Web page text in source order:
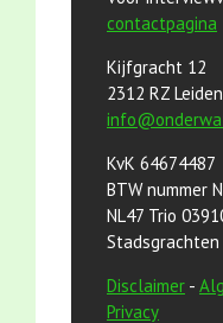
contactpagina
Kijfgracht 12
2312 RZ Leiden
KvK 64674487
BTW nummer
NL47 Trio
Stadsgrachten
Disclaimer -
Privacy